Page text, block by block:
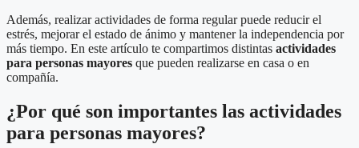
Además, realizar actividades de forma regular puede reducir el
estrés, mejorar el estado de ánimo y mantener la independencia por
más tiempo. En este artículo te compartimos distintas actividades
para personas mayores que pueden realizarse en casa o en
compañía.
¿Por qué son importantes las actividades
para personas mayores?